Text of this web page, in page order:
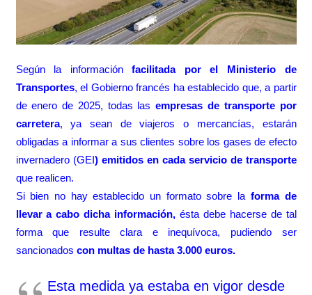
Según la informaciónfacilitada por el Ministerio de
Transportes, el Gobierno francés ha establecido que, a partir
de enero de 2025, todas las empresas de transporte por
carretera, ya sean de viajeros o mercancías, estarán
obligadas a informar a sus clientes sobre los gases de efecto
invernadero (GEI) emitidos en cada servicio de transporte
que realicen.
Si bien no hay establecido un formato sobre la forma de
llevar a cabo dicha información, ésta debe hacerse de tal
forma que resulte clara e inequívoca, pudiendo ser
sancionados con multas de hasta 3.000 euros.
Esta medida ya estaba en vigor desde